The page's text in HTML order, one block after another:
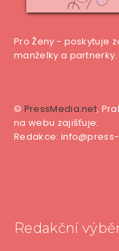
Pro Ženy - poskytuje
manželky a partnerky.
© PressMedia.net,
na webu zajišťuje:
Redakce:
Redakční